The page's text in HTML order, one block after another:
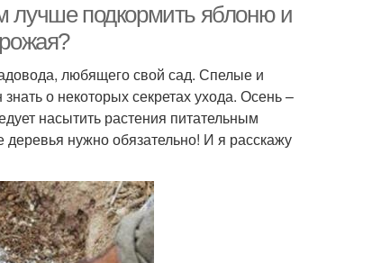
лучше подкормить яблоню и
любящего свой сад. Спелые и
о некоторых секретах ухода. Осень –
насытить растения питательным
нужно обязательно! И я расскажу